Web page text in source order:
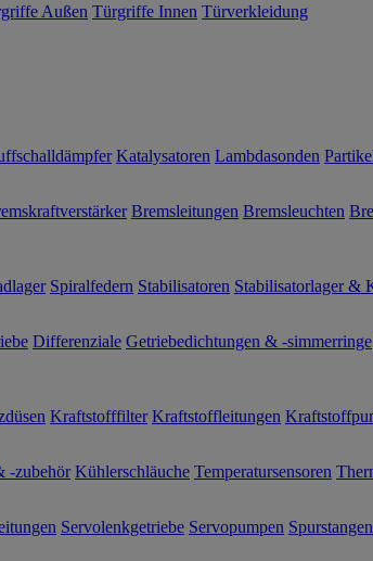
Außen Türgriffe Innen Türverkleidung
Katalysatoren Lambdasonden
Bremsleitungen Bremsleuchten
Spiralfedern Stabilisatoren Stabilisatorlager &
Differenziale Getriebedichtungen & -simmerringe
Kraftstofffilter Kraftstoffleitungen
-zubehör Kühlerschläuche Temperatursensoren
Servolenkgetriebe Servopumpen Spurstangen